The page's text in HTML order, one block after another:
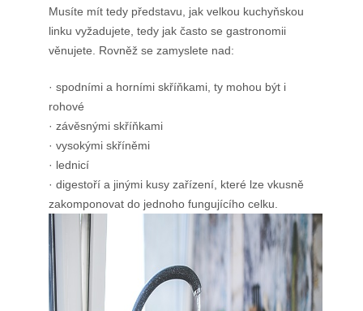
Musíte mít tedy představu, jak velkou kuchyňskou
linku vyžadujete, tedy jak často se gastronomii
věnujete. Rovněž se zamyslete nad:
· spodními a horními skříňkami, ty mohou být i
rohové
· závěsnými skříňkami
· vysokými skříněmi
· lednicí
· digestoří a jinými kusy zařízení, které lze vkusně
zakomponovat do jednoho fungujícího celku.